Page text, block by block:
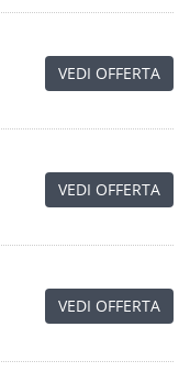
VEDI OFFERTA
VEDI OFFERTA
VEDI OFFERTA